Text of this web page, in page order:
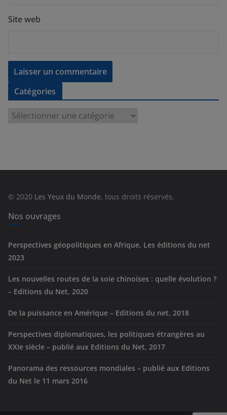
Site web
Catégories
e
s
© 2020 Les Yeux du Monde, tous droits réservés.
Nos ouvrages
Perspectives géopolitiques en Afrique, Les éditions du net
2023
Les nouvelles routes de la soie chinoises : quelle évolution ?
– Editions du Net, 2020
De la puissance en Amérique – Editions du net, 2018
Perspectives diplomatiques, les politiques étrangères au
XXIe siècle – publié aux Editions du Net, 2017
Panorama des ressources mondiales – publié aux Editions
du Net le 11 mars 2016